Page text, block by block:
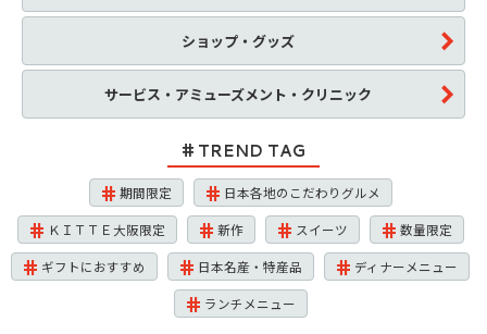
ショップ・グッズ
サービス・アミューズメント・クリニック
TREND TAG
期間限定 日本各地のこだわりグルメ
ＫＩＴＴＥ大阪限定 新作 スイーツ 数量限定
ギフトにおすすめ 日本名産・特産品 ディナーメニュー
ランチメニュー